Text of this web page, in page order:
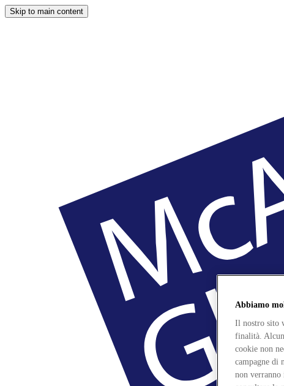
Skip to main content
Abbiamo
Il nostro sito
finalità.
cookie non
campagne di
non